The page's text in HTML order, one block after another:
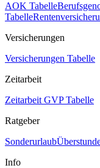
AOK Tabelle
Tabelle
Versicherungen
Versicherungen Tabelle
Zeitarbeit
Zeitarbeit GVP Tabelle
Ratgeber
Sonderurlaub
Info